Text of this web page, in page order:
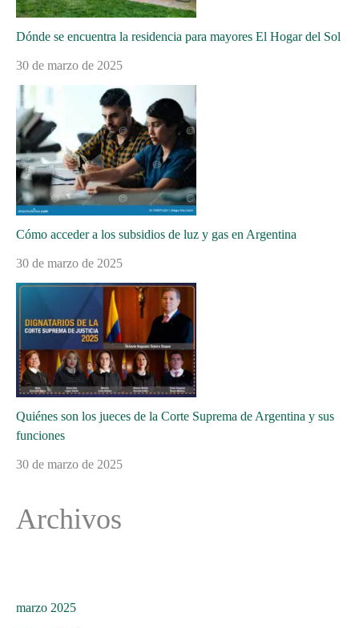
Dónde se encuentra la residencia para mayores El Hogar del Sol
30 de marzo de 2025
Cómo acceder a los subsidios de luz y gas en Argentina
30 de marzo de 2025
Quiénes son los jueces de la Corte Suprema de Argentina y sus
funciones
30 de marzo de 2025
Archivos
marzo 2025